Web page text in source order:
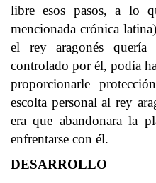
libre esos pasos, a lo
mencionada crónica
el rey aragonés
controlado por él, podía
proporcionarle
escolta personal al rey
era que abandonara la
enfrentarse con él.
DESARROLLO